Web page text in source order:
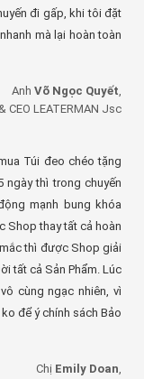
đi gấp, khi tôi đặt
mà lại hoàn toàn
Anh Võ Ngọc Quyết,
CEO LEATERMAN Jsc
Túi đeo chéo tặng
ngày thì trong chuyến
mạnh bung khóa
Shop thay tất cả hoàn
thì được Shop giải
tất cả Sản Phẩm. Lúc
cùng ngạc nhiên, vì
để ý chính sách Bảo
Chị Emily Doan,